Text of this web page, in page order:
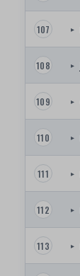
107 ▸
108 ▸
109 ▸
110 ▸
111 ▸
112 ▸
113 ▸